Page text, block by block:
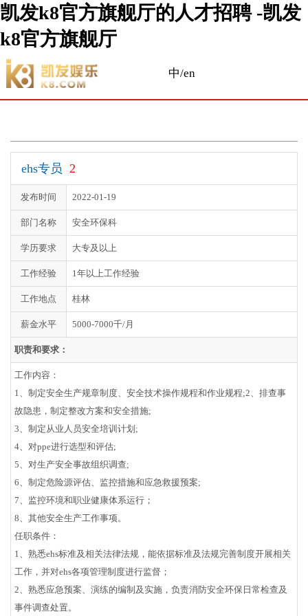
凯发k8官方旗舰厅的人才招聘 -凯发
k8官方旗舰厅
中/en
ehs专员 2
发布时间 2022-01-19
部门名称 安全环保科
学历要求 大专及以上
工作经验 1年以上工作经验
工作地点 桂林
薪金水平 5000-7000千/月
职责和要求：
工作内容：
1、制定安全生产规章制度、安全技术操作规程和作业规程;2、排查事
故隐患，制定整改方案和安全措施;
3、制定从业人员安全培训计划;
4、对ppe进行选型和评估;
5、对生产安全事故组织调查;
6、制定危险源评估、监控措施和应急救援预案;
7、监控环境和职业健康体系运行；
8、其他安全生产工作事项。
任职条件：
1、熟悉ehs标准及相关法律法规，能依据标准及法规完善制度开展相关
工作，并对ehs各项管理制度进行监督；
2、熟悉应急预案、演练的编制及实施，负责消防安全环保日常检查及
事件调查处置。